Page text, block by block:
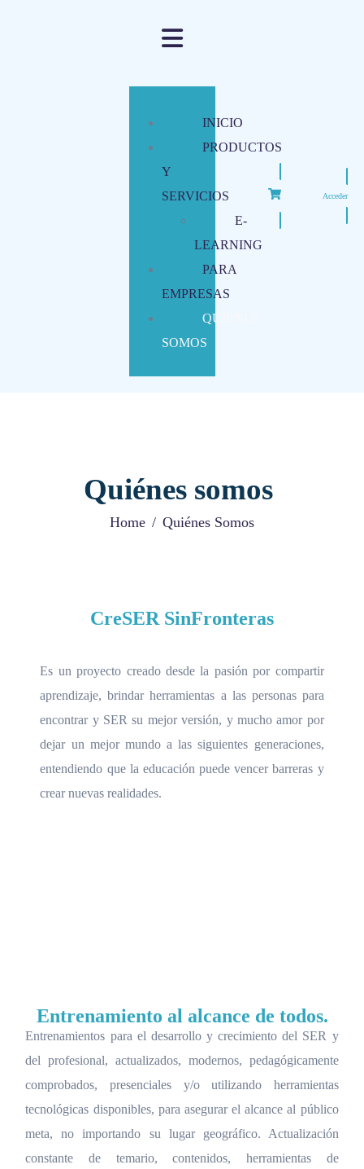
INICIO
PRODUCTOS
Y
SERVICIOS
E-
LEARNING
PARA
EMPRESAS
QUIÉNES
SOMOS
Acceder
Quiénes somos
Home Quiénes Somos
CreSER SinFronteras
Es un proyecto creado desde la pasión por compartir
aprendizaje, brindar herramientas a las personas para
encontrar y SER su mejor versión, y mucho amor por
dejar un mejor mundo a las siguientes generaciones,
entendiendo que la educación puede vencer barreras y
crear nuevas realidades.
Entrenamiento al alcance de todos.
Entrenamientos para el desarrollo y crecimiento del SER y
del profesional, actualizados, modernos, pedagógicamente
comprobados, presenciales y/o utilizando herramientas
tecnológicas disponibles, para asegurar el alcance al público
meta, no importando su lugar geográfico. Actualización
constante de temario, contenidos, herramientas de